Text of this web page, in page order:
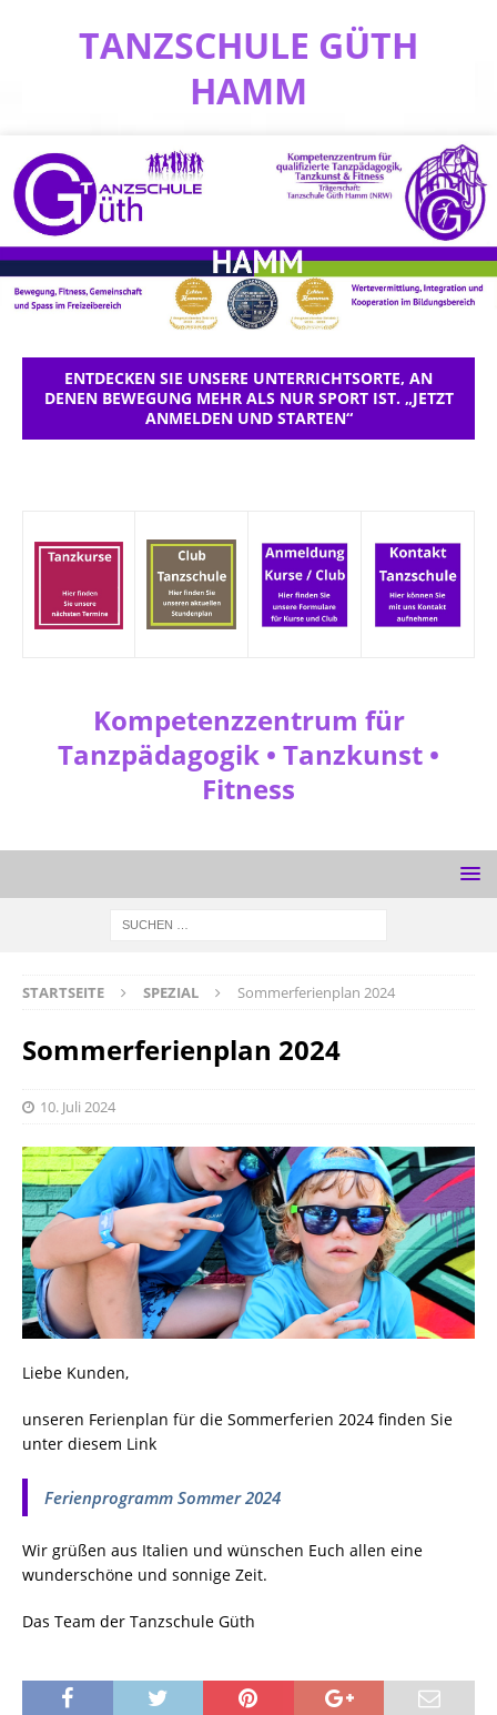
TANZSCHULE GÜTH
HAMM
ENTDECKEN SIE UNSERE UNTERRICHTSORTE, AN
DENEN BEWEGUNG MEHR ALS NUR SPORT IST. „JETZT
ANMELDEN UND STARTEN“
Kompetenzzentrum für
Tanzpädagogik • Tanzkunst •
Fitness
STARTSEITE SPEZIAL Sommerferienplan 2024
Sommerferienplan 2024
10. Juli 2024
Liebe Kunden,
unseren Ferienplan für die Sommerferien 2024 finden Sie
unter diesem Link
Ferienprogramm Sommer 2024
Wir grüßen aus Italien und wünschen Euch allen eine
wunderschöne und sonnige Zeit.
Das Team der Tanzschule Güth